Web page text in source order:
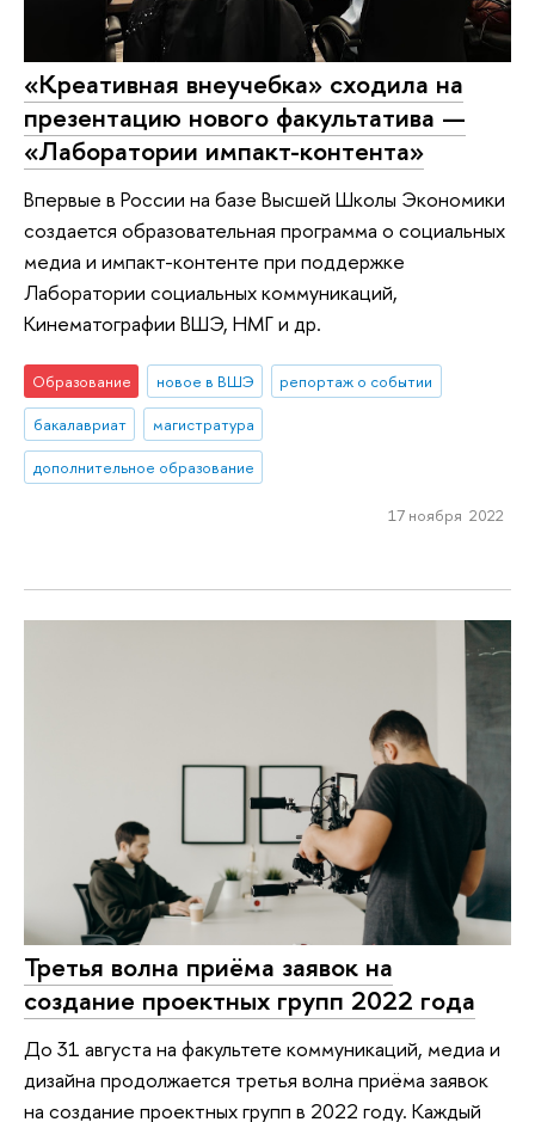
«Креативная внеучебка» сходила на
презентацию нового факультатива —
«Лаборатории импакт-контента»
Впервые в России на базе Высшей Школы Экономики
создается образовательная программа о социальных
медиа и импакт-контенте при поддержке
Лаборатории социальных коммуникаций,
Кинематографии ВШЭ, НМГ и др.
Образование новое в ВШЭ
репортаж о событии
бакалавриат
магистратура
дополнительное образование
17 ноября 2022
Третья волна приёма заявок на
создание проектных групп 2022 года
До 31 августа на факультете коммуникаций, медиа и
дизайна продолжается третья волна приёма заявок
на создание проектных групп в 2022 году. Каждый